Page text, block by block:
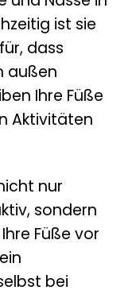
ist sie
dass
außen
Ihre Füße
Aktivitäten
nur
sondern
Füße vor
bei